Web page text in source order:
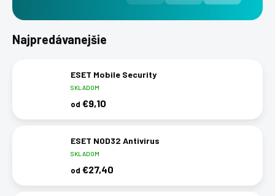
Najpredávanejšie
ESET Mobile Security
SKLADOM
od €9,10
ESET NOD32 Antivirus
SKLADOM
od €27,40